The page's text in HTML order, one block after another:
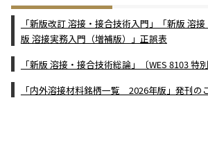
「新版改訂 溶接・接合技術入門」「新版 溶
版 溶接実務入門（増補版）」正誤表
「新版 溶接・接合技術総論」〔WES 8103 特
「内外溶接材料銘柄一覧 2026年版」発刊の